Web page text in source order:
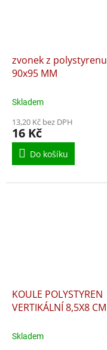
zvonek z polystyrenu
90x95 MM
Skladem
13,20 Kč bez DPH
16 Kč
Do košíku
KOULE POLYSTYREN
VERTIKÁLNÍ 8,5X8 CM
Skladem